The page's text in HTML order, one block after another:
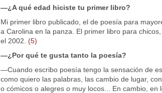
—¿A qué edad hiciste tu primer libro?
Mi primer libro publicado, el de poesía para
a Carolina en la panza. El primer libro para
el 2002. (5)
—¿Por qué te gusta tanto la poesía?
—Cuando escribo poesía tengo la sensación de
como quiero las palabras, las cambio de lugar,
o cómicos o alegres o muy locos... En cambio, en